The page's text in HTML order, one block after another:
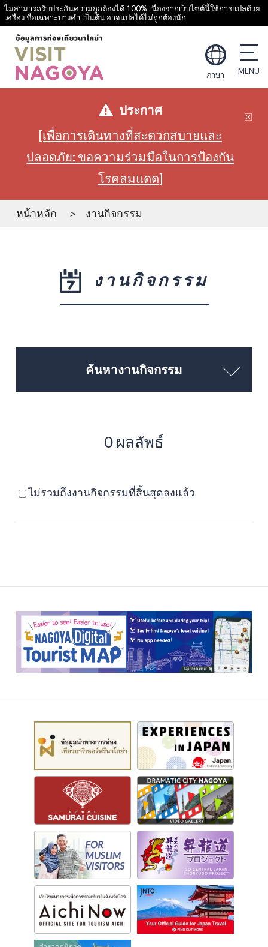
ไม่สามารถรับประกันความถูกต้องได้ 100% เนื่องจากเว็บไซต์นี้ใช้การแปลด้วย
เครื่อง ชื่อเฉพาะบางคำ เป็นต้น อาจแปลได้ไม่ถูกต้องนัก
ภาษา
ประกาศ
[เพื่อการเดินทางที่สะดวกสบายและ
ปลอดภัย: ขอความร่วมมือในการป้องกัน
โรคลมแดด]
หน้าหลัก งานกิจกรรม
งานกิจกรรม
ค้นหางานกิจกรรม
0 ผลลัพธ์
ไม่รวมถึงงานกิจกรรมที่สิ้นสุดลงแล้ว